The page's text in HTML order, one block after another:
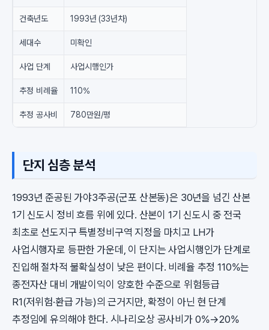
건축년도 1993년 (33년차)
세대수 미확인
사업 단계 사업시행인가
추정 비례율 110%
추정 공사비 780만원/평
단지 심층 분석
1993년 준공된 가야3주공(군포 산본동)은 30년을 넘긴 산본
1기 신도시 정비 흐름 위에 있다. 산본이 1기 신도시 중 전국
최초로 선도지구 특별정비구역 지정을 마치고 LH가
사업시행자로 등판한 가운데, 이 단지는 사업시행인가 단계로
진입해 절차적 불확실성이 낮은 편이다. 비례율 추정 110%는
종전자산 대비 개발이익이 양호한 수준으로 위험등급
R1(저위험·환급 가능)의 근거지만, 확정이 아닌 현 단계
추정임에 유의해야 한다. 시나리오상 공사비가 0%→20%